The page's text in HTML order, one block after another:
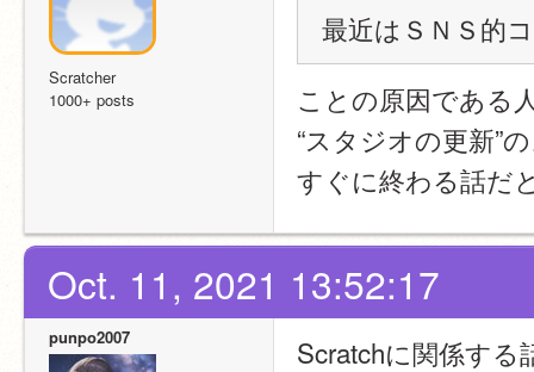
Scratcher
1000+ posts
最近はＳＮＳ的
ことの原因である
“スタジオの更新”
すぐに終わる話だ
Oct. 11, 2021 13:52:17
punpo2007
Scratchに関係す